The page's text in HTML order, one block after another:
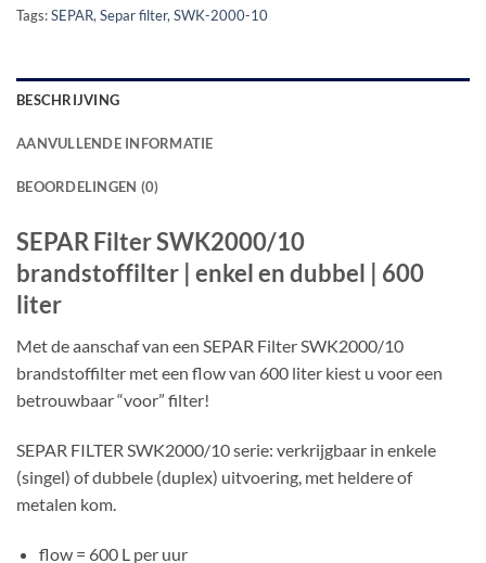
Tags:SEPAR, Separ filter, SWK-2000-10
BESCHRIJVING
AANVULLENDE INFORMATIE
BEOORDELINGEN (0)
SEPAR Filter SWK2000/10
brandstoffilter | enkel en dubbel | 600
liter
Met de aanschaf van een SEPAR Filter SWK2000/10
brandstoffilter met een flow van 600 liter kiest u voor een
betrouwbaar “voor” filter!
SEPAR FILTER SWK2000/10 serie: verkrijgbaar in enkele
(singel) of dubbele (duplex) uitvoering, met heldere of
metalen kom.
flow = 600 L per uur